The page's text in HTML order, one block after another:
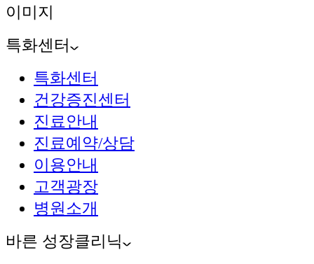
특화센터
특화센터
건강증진센터
진료안내
진료예약/상담
이용안내
고객광장
병원소개
바른 성장클리닉